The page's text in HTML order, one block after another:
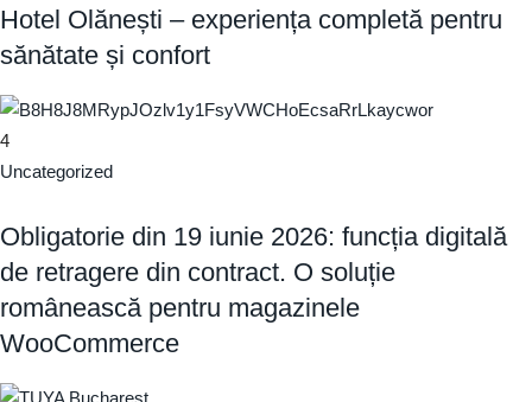
Hotel Olănești – experiența completă pentru
sănătate și confort
4
Uncategorized
Obligatorie din 19 iunie 2026: funcția digitală
de retragere din contract. O soluție
românească pentru magazinele
WooCommerce